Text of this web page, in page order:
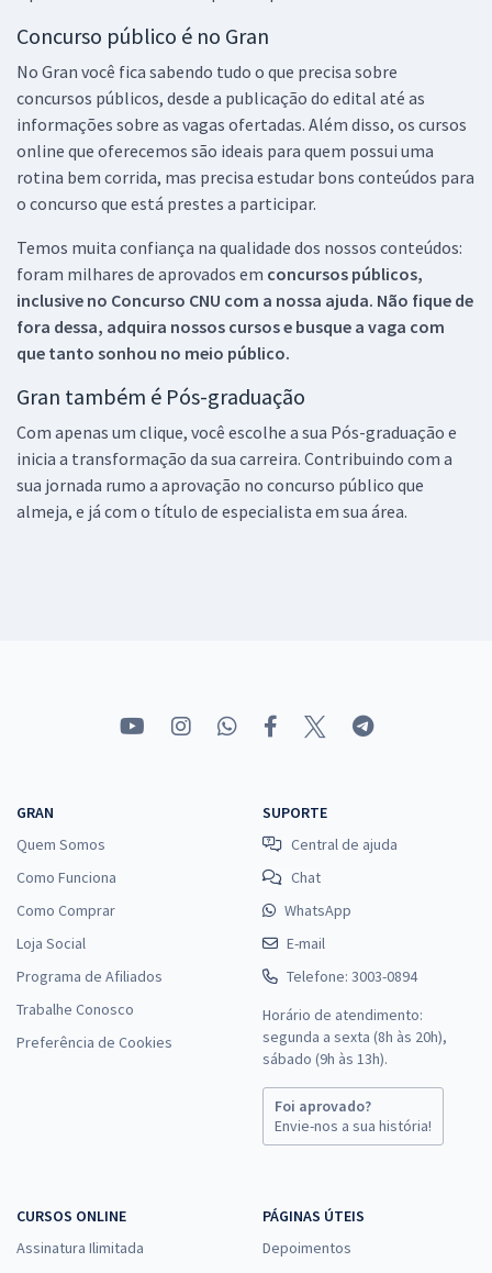
Concurso público é no Gran
No Gran você fica sabendo tudo o que precisa sobre
concursos públicos, desde a publicação do edital até as
informações sobre as vagas ofertadas. Além disso, os cursos
online que oferecemos são ideais para quem possui uma
rotina bem corrida, mas precisa estudar bons conteúdos para
o concurso que está prestes a participar.
Temos muita confiança na qualidade dos nossos conteúdos:
foram milhares de aprovados em concursos públicos,
inclusive no Concurso CNU com a nossa ajuda. Não fique de
fora dessa, adquira nossos cursos e busque a vaga com
que tanto sonhou no meio público.
Gran também é Pós-graduação
Com apenas um clique, você escolhe a sua Pós-graduação e
inicia a transformação da sua carreira. Contribuindo com a
sua jornada rumo a aprovação no concurso público que
almeja, e já com o título de especialista em sua área.
GRAN
Quem Somos
Como Funciona
Como Comprar
Loja Social
Programa de Afiliados
Trabalhe Conosco
Preferência de Cookies
SUPORTE
Central de ajuda
Chat
WhatsApp
E-mail
Telefone: 3003-0894
Horário de atendimento:
segunda a sexta (8h às 20h),
sábado (9h às 13h).
Foi aprovado?
Envie-nos a sua história!
CURSOS ONLINE
Assinatura Ilimitada
PÁGINAS ÚTEIS
Depoimentos